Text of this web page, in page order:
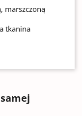
marszczoną
tkanina